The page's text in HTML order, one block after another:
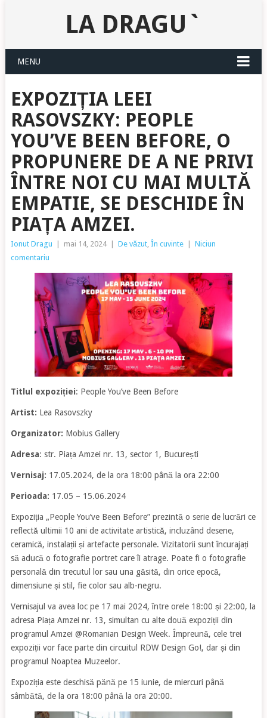
LA DRAGU`
MENU
EXPOZIȚIA LEEI
RASOVSZKY: PEOPLE
YOU’VE BEEN BEFORE, O
PROPUNERE DE A NE PRIVI
ÎNTRE NOI CU MAI MULTĂ
EMPATIE, SE DESCHIDE ÎN
PIAȚA AMZEI.
Ionut Dragu mai 14, 2024 De văzut, În cuvinte
Niciun
comentariu
Titlul expoziției: People You’ve Been Before
Artist: Lea Rasovszky
Organizator: Mobius Gallery
Adresa: str. Piața Amzei nr. 13, sector 1, București
Vernisaj: 17.05.2024, de la ora 18:00 până la ora 22:00
Perioada: 17.05 – 15.06.2024
Expoziția „People You’ve Been Before” prezintă o serie de lucrări ce
reflectă ultimii 10 ani de activitate artistică, incluzând desene,
ceramică, instalații și artefacte personale. Vizitatorii sunt încurajați
să aducă o fotografie portret care îi atrage. Poate fi o fotografie
personală din trecutul lor sau una găsită, din orice epocă,
dimensiune și stil, fie color sau alb-negru.
Vernisajul va avea loc pe 17 mai 2024, între orele 18:00 și 22:00, la
adresa Piața Amzei nr. 13, simultan cu alte două expoziții din
programul Amzei @Romanian Design Week. Împreună, cele trei
expoziții vor face parte din circuitul RDW Design Go!, dar și din
programul Noaptea Muzeelor.
Expoziția este deschisă pănă pe 15 iunie, de miercuri până
sâmbătă, de la ora 18:00 până la ora 20:00.